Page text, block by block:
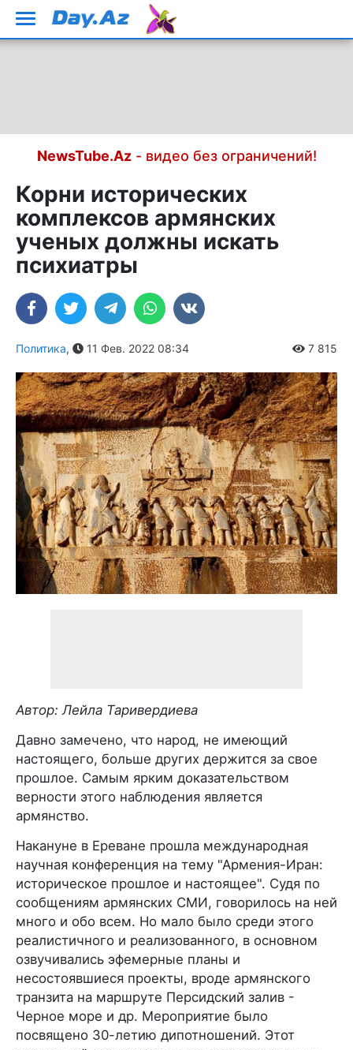
NewsTube.Az- видео без ограничений!
Корни исторических
комплексов армянских
ученых должны искать
психиатры
Политика, 11 Фев. 2022 08:34 7 815
Автор: Лейла Таривердиева
Давно замечено, что народ, не имеющий
настоящего, больше других держится за свое
прошлое. Самым ярким доказательством
верности этого наблюдения является
армянство.
Накануне в Ереване прошла международная
научная конференция на тему "Армения-Иран:
историческое прошлое и настоящее". Судя по
сообщениям армянских СМИ, говорилось на ней
много и обо всем. Но мало было среди этого
реалистичного и реализованного, в основном
озвучивались эфемерные планы и
несостоявшиеся проекты, вроде армянского
транзита на маршруте Персидский залив -
Черное море и др. Мероприятие было
посвящено 30-летию дипотношений. Этот